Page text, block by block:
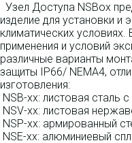
Узел Доступа NSBox
изделие для установки и
климатических
применения и условий
различные варианты
защиты IP66/ NEMA4,
изготовления:
NSB-xx: листовая
NSV-xx: листовая
NSP-xx: армированный
NSE-xx: алюминиевый